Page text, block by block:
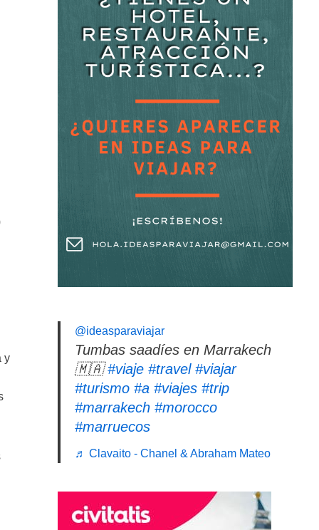
y
@ideasparaviajar
Tumbas saadíes en Marrakech
🇲🇦#viaje #travel #viajar
#turismo #a #viajes #trip
#marrakech #morocco
#marruecos
♬ Clavaito - Chanel & Abraham Mateo